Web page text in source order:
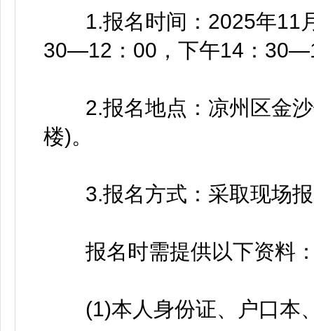
1.报名时间：2025年11
30—12：00，下午14：
2.报名地点：凉州区金沙
楼)。
3.报名方式：采取现场报
报名时需提供以下资料
(1)本人身份证、户口本